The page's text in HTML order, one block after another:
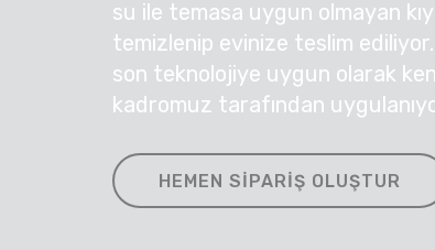
su ile temasa uygun olmayan
temizlenip evinize teslim
son teknolojiye uygun olarak
kadromuz tarafından
HEMEN SIPARIŞ OLUŞTUR